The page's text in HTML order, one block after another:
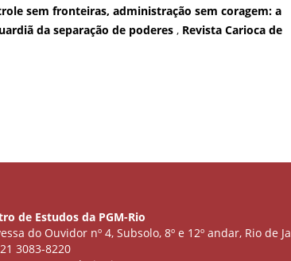
sem fronteiras, administração sem coragem: a
da separação de poderes , Revista Carioca de
de Estudos da PGM-Rio
do Ouvidor nº 4, Subsolo, 8º e 12º andar, Rio de
3083-8220